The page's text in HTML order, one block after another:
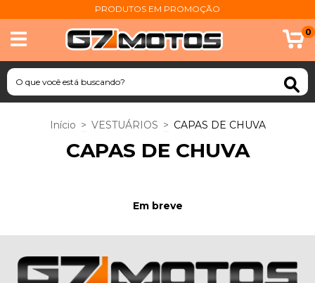
PRODUTOS EM PROMOÇÃO
0
Início > VESTUÁRIOS > CAPAS DE CHUVA
CAPAS DE CHUVA
Em breve